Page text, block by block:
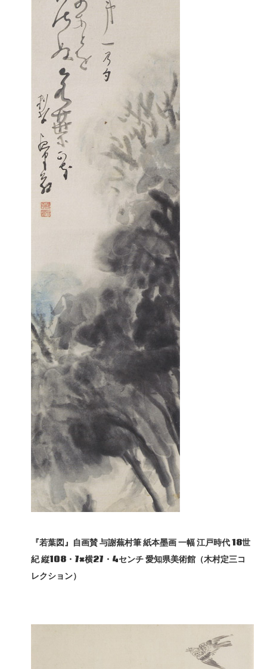
『若葉図』自画賛与謝蕪村筆紙本墨画一幅江戸時代 18世
紀縦108 ・7×横27 ・4センチ愛知県美術館（木村定三コ
レクション）